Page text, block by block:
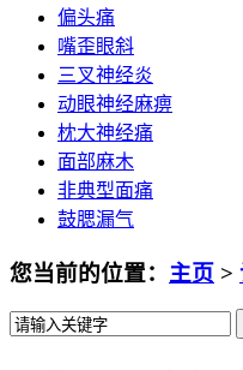
偏头痛
嘴歪眼斜
三叉神经炎
动眼神经麻痹
枕大神经痛
面部麻木
非典型面痛
鼓腮漏气
您当前的位置： 主页 >